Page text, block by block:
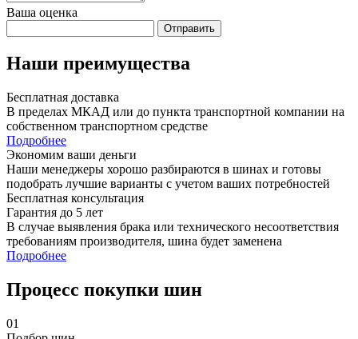
Ваша оценка
Отправить
Наши преимущества
Бесплатная доставка
В пределах МКАД или до пункта транспортной компании на
собственном транспортном средстве
Подробнее
Экономим ваши деньги
Наши менеджеры хорошо разбираются в шинах и готовы
подобрать лучшие варианты с учетом ваших потребностей
Бесплатная консультация
Гарантия до 5 лет
В случае выявления брака или технического несоответствия
требованиям производителя, шина будет заменена
Подробнее
Процесс покупки шин
01